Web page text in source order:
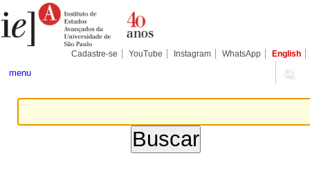
para
conteúdo.
Pessoais
Cadastre-se YouTube Instagram WhatsApp English
menu